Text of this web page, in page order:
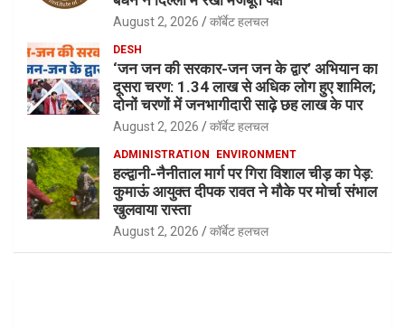
August 2, 2026 कॉर्बेट हलचल
DESH
‘जन जन की सरकार-जन जन के द्वार’ अभियान का
दूसरा चरण: 1.34 लाख से अधिक लोग हुए शामिल;
दोनों चरणों में जनभागीदारी साढ़े छह लाख के पार
August 2, 2026 कॉर्बेट हलचल
ADMINISTRATION ENVIRONMENT
हल्द्वानी-नैनीताल मार्ग पर गिरा विशाल चीड़ का पेड़:
कुमाऊं आयुक्त दीपक रावत ने मौके पर मोर्चा संभाल
खुलवाया रास्ता
August 2, 2026 कॉर्बेट हलचल